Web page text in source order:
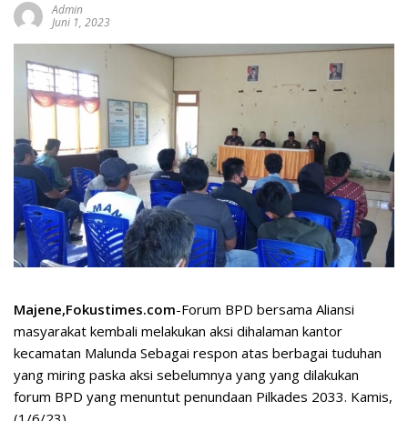
Admin
Juni 1, 2023
Majene,Fokustimes.com-Forum BPD bersama Aliansi
masyarakat kembali melakukan aksi dihalaman kantor
kecamatan Malunda Sebagai respon atas berbagai tuduhan
yang miring paska aksi sebelumnya yang yang dilakukan
forum BPD yang menuntut penundaan Pilkades 2033. Kamis,